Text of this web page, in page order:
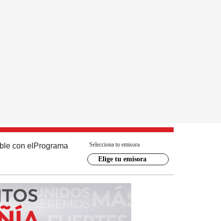
con el Programa Selecciona tu emisora
Elige tu emisora